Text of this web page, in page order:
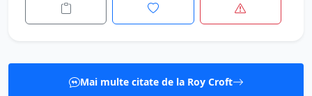
Mai multe citate de la Roy Croft